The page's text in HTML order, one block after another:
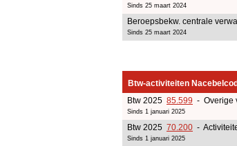
Sinds 25 maart 2024
Beroepsbekw. centrale
Sinds 25 maart 2024
Btw-activiteiten
Btw 2025 85.599 - Overige
Sinds 1 januari 2025
Btw 2025 70.200 -
Sinds 1 januari 2025